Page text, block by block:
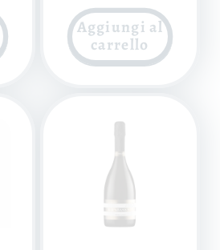
listino
Aggiungi al
carrello